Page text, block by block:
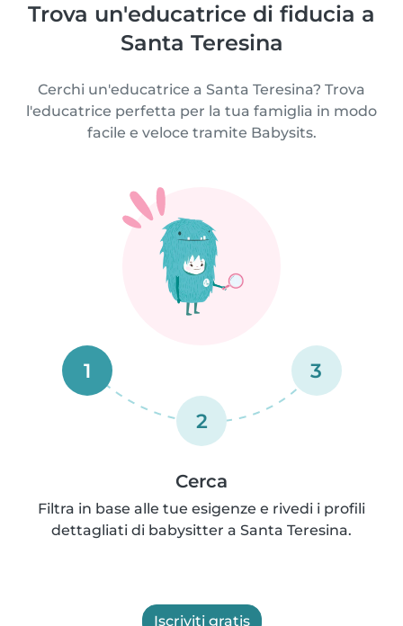
Trova un'educatrice di fiducia a
Santa Teresina
Cerchi un'educatrice a Santa Teresina? Trova
l'educatrice perfetta per la tua famiglia in modo
facile e veloce tramite Babysits.
1
2
3
Cerca
Filtra in base alle tue esigenze e rivedi i profili
dettagliati di babysitter a Santa Teresina.
Iscriviti gratis